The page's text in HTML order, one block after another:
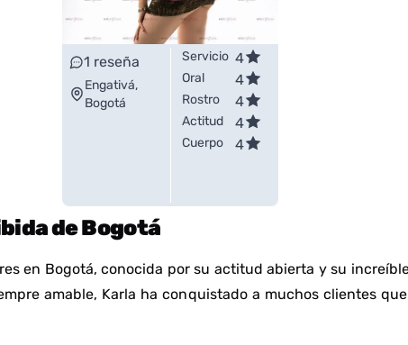
1 reseña
Engativá,
Bogotá
Servicio 4
Oral 4
Rostro 4
Actitud 4
Cuerpo 4
de Bogotá
en Bogotá, conocida por su actitud abierta y su
amable, Karla ha conquistado a muchos clientes